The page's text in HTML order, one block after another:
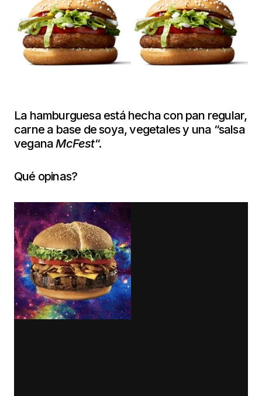
La hamburguesa está hecha con pan regular,
carne a base de soya, vegetales y una “salsa
veganaMcFest“.
Qué opinas?